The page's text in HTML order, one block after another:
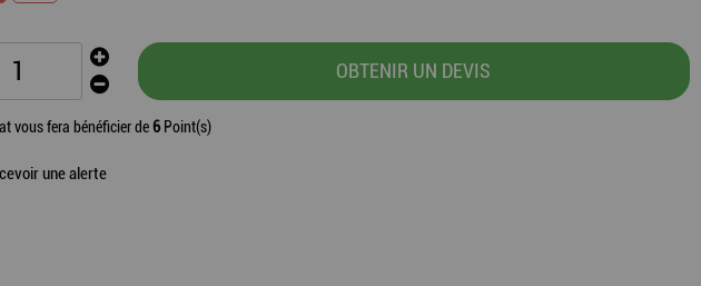
OBTENIR UN DEVIS
vous fera bénéficier de6Point(s)
une alerte